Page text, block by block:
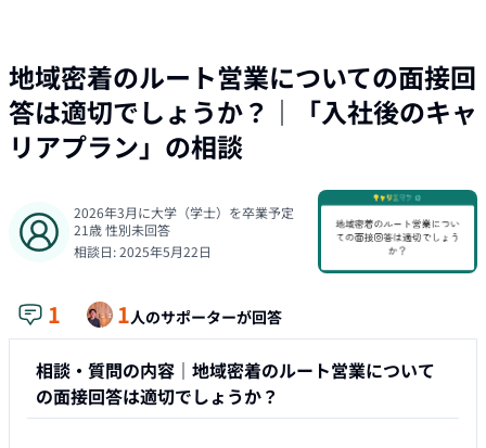
地域密着のルート営業についての面接回
答は適切でしょうか？ ｜「入社後のキャ
リアプラン」の相談
2026年3月に大学（学士）を卒業予定
21歳性別未回答
相談日:2025年5月22日
1 1人のサポーターが回答
相談・質問の内容｜ 地域密着のルート営業について
の面接回答は適切でしょうか？